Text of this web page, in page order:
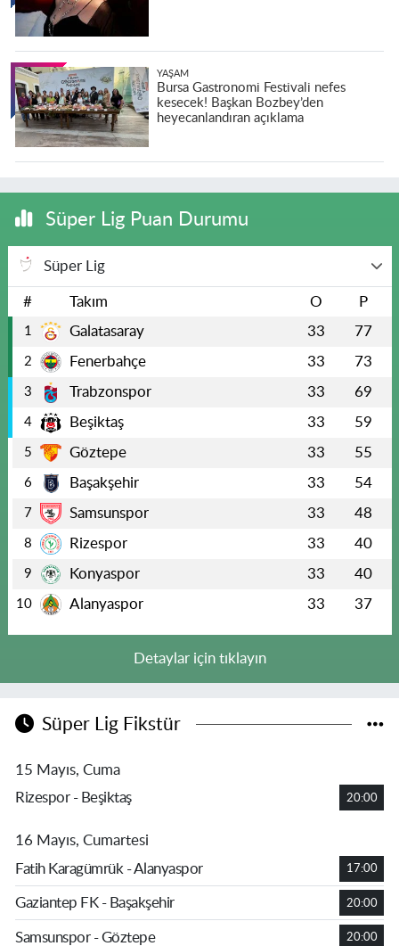
YAŞAM
Bursa Gastronomi Festivali nefes
kesecek! Başkan Bozbey’den
heyecanlandıran açıklama
Süper Lig Puan Durumu
Süper Lig
# Takım O P
1 Galatasaray 33 77
2 Fenerbahçe 33 73
3 Trabzonspor 33 69
4 Beşiktaş 33 59
5 Göztepe 33 55
6 Başakşehir 33 54
7 Samsunspor 33 48
8 Rizespor 33 40
9 Konyaspor 33 40
10 Alanyaspor 33 37
Detaylar için tıklayın
Süper Lig Fikstür
15 Mayıs, Cuma
Rizespor - Beşiktaş
20:00
16 Mayıs, Cumartesi
Fatih Karagümrük - Alanyaspor
17:00
Gaziantep FK - Başakşehir 20:00
Samsunspor - Göztepe 20:00